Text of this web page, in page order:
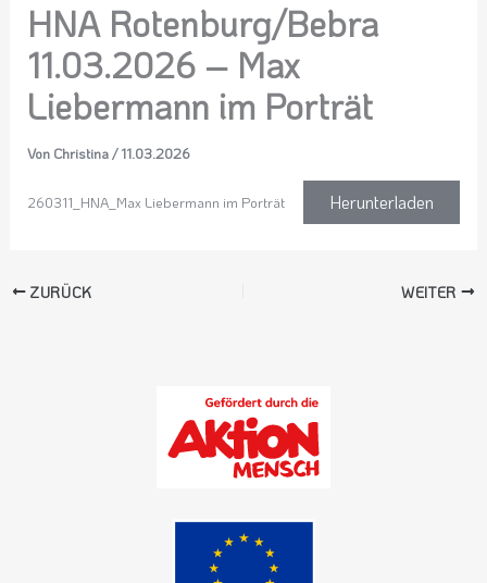
HNA Rotenburg/Bebra
11.03.2026 – Max
Liebermann im Porträt
Von Christina /11.03.2026
260311_HNA_Max Liebermann im Porträt Herunterladen
ZURÜCK WEITER